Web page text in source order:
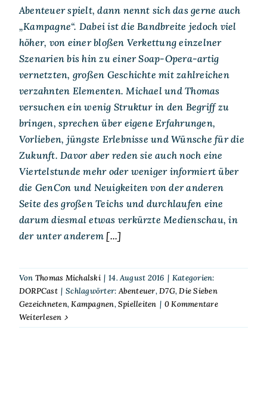
Abenteuer spielt, dann nennt sich das gerne auch
„Kampagne“. Dabei ist die Bandbreite jedoch viel
höher, von einer bloßen Verkettung einzelner
Szenarien bis hin zu einer Soap-Opera-artig
vernetzten, großen Geschichte mit zahlreichen
verzahnten Elementen. Michael und Thomas
versuchen ein wenig Struktur in den Begriff zu
bringen, sprechen über eigene Erfahrungen,
Vorlieben, jüngste Erlebnisse und Wünsche für die
Zukunft. Davor aber reden sie auch noch eine
Viertelstunde mehr oder weniger informiert über
die GenCon und Neuigkeiten von der anderen
Seite des großen Teichs und durchlaufen eine
darum diesmal etwas verkürzte Medienschau, in
der unter anderem [...]
Von Thomas Michalski | 14. August 2016 | Kategorien:
DORPCast | Schlagwörter:Abenteuer,D7G,Die Sieben
Gezeichneten,Kampagnen,Spielleiten | 0 Kommentare
Weiterlesen